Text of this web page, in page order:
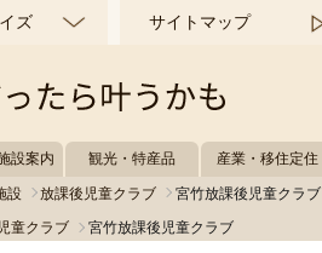
ズ サイトマップ
設案内 観光・特産品 産業・移住定住
設 放課後児童クラブ 宮竹放課後児童クラブ
童クラブ 宮竹放課後児童クラブ